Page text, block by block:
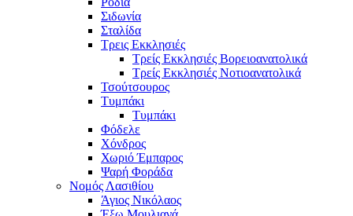
Σιδωνία
Σταλίδα
Τρεις Εκκλησιές
Τρείς Εκκλησιές Βορειοανατολικά
Τρείς Εκκλησιές Νοτιοανατολικά
Τσούτσουρος
Τυμπάκι
Τυμπάκι
Φόδελε
Χόνδρος
Χωριό Έμπαρος
Ψαρή Φοράδα
Νομός Λασιθίου
Άγιος Νικόλαος